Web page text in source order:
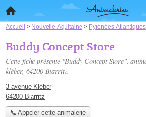
Accueil > Nouvelle-Aquitaine > Pyrénées-Atlantiques
Buddy Concept Store
Cette fiche présente "Buddy Concept Store",
kléber, 64200 Biarritz.
3 avenue Kléber
64200 Biarritz
📞 Appeler cette animalerie